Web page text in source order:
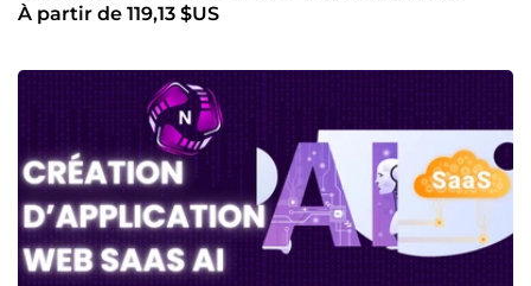
À partir de 119,13 $US